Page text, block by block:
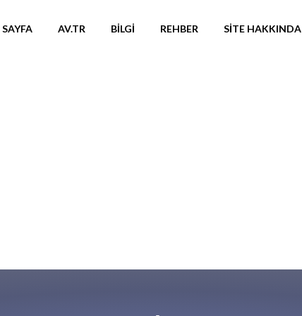
AV.TR BILGI REHBER SITE HAKKINDA